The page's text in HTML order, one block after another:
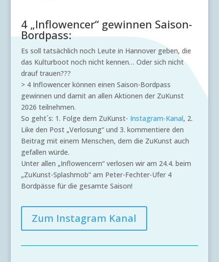
4 „Inflowencer“ gewinnen Saison-
Bordpass:
Es soll tatsächlich noch Leute in Hannover geben, die
das Kulturboot noch nicht kennen… Oder sich nicht
drauf trauen???
> 4 Inflowencer können einen Saison-Bordpass
gewinnen und damit an allen Aktionen der ZuKunst
2026 teilnehmen.
So geht´s: 1. Folge dem ZuKunst- Instagram-Kanal, 2.
Like den Post „Verlosung“ und 3. kommentiere den
Beitrag mit einem Menschen, dem die ZuKunst auch
gefallen würde.
Unter allen „Inflowencern“ verlosen wir am 24.4. beim
„ZuKunst-Splashmob“ am Peter-Fechter-Ufer 4
Bordpässe für die gesamte Saison!
Zum Instagram Kanal